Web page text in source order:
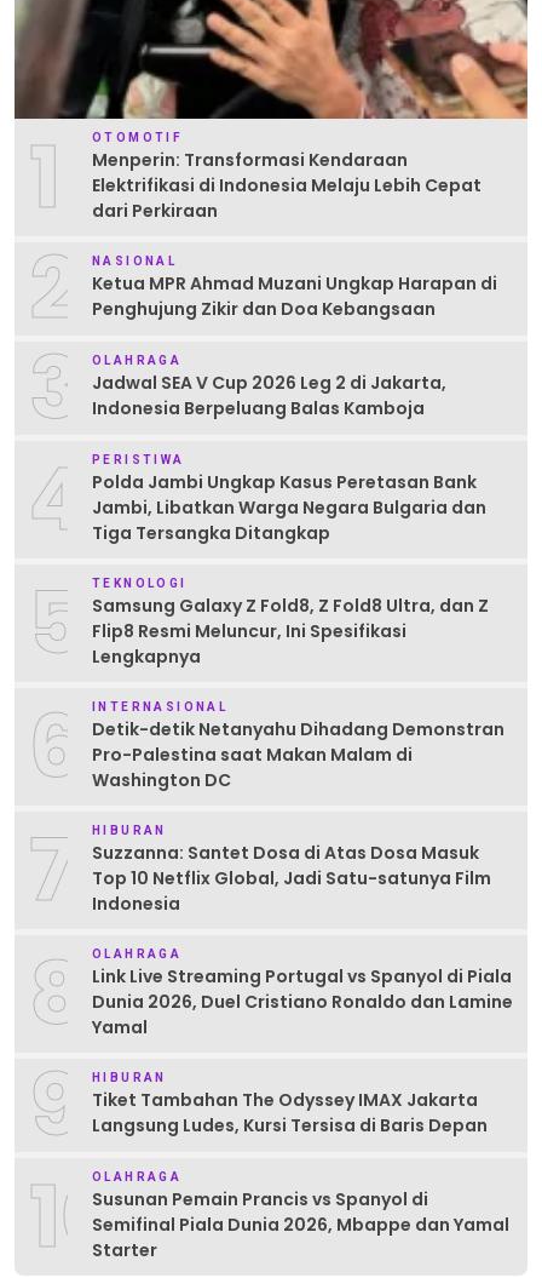
1 OTOMOTIF
Menperin: Transformasi Kendaraan
Elektrifikasi di Indonesia Melaju Lebih Cepat
dari Perkiraan
2 NASIONAL
Ketua MPR Ahmad Muzani Ungkap Harapan di
Penghujung Zikir dan Doa Kebangsaan
3 OLAHRAGA
Jadwal SEA V Cup 2026 Leg 2 di Jakarta,
Indonesia Berpeluang Balas Kamboja
4 PERISTIWA
Polda Jambi Ungkap Kasus Peretasan Bank
Jambi, Libatkan Warga Negara Bulgaria dan
Tiga Tersangka Ditangkap
5 TEKNOLOGI
Samsung Galaxy Z Fold8, Z Fold8 Ultra, dan Z
Flip8 Resmi Meluncur, Ini Spesifikasi
Lengkapnya
6 INTERNASIONAL
Detik-detik Netanyahu Dihadang Demonstran
Pro-Palestina saat Makan Malam di
Washington DC
7 HIBURAN
Suzzanna: Santet Dosa di Atas Dosa Masuk
Top 10 Netflix Global, Jadi Satu-satunya Film
Indonesia
8 OLAHRAGA
Link Live Streaming Portugal vs Spanyol di Piala
Dunia 2026, Duel Cristiano Ronaldo dan Lamine
Yamal
9 HIBURAN
Tiket Tambahan The Odyssey IMAX Jakarta
Langsung Ludes, Kursi Tersisa di Baris Depan
10OLAHRAGA
Susunan Pemain Prancis vs Spanyol di
Semifinal Piala Dunia 2026, Mbappe dan Yamal
Starter